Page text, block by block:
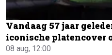
Vandaag 57 jaar
iconische platencover
08 aug, 12:00